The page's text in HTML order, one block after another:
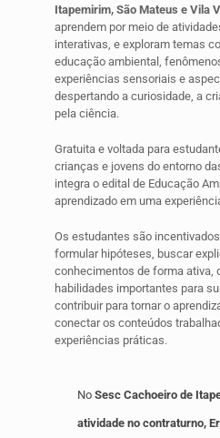
Itapemirim, São Mateus e Vila
aprendem por meio de
interativas, e exploram temas
educação ambiental,
experiências sensoriais e
despertando a curiosidade, a
pela ciência.
Gratuita e voltada para
crianças e jovens do entorno
integra o edital de Educação
aprendizado em uma
Os estudantes são
formular hipóteses, buscar
conhecimentos de forma ativa,
habilidades importantes para
contribuir para tornar o
conectar os conteúdos
experiências práticas.
No Sesc Cachoeiro de
atividade no contraturno,